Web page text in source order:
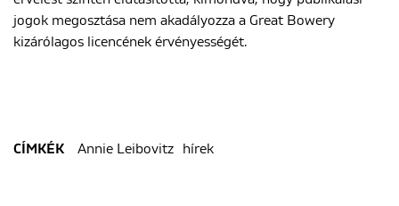
jogok megosztása nem akadályozza a Great Bowery
kizárólagos licencének érvényességét.
CÍMKÉK Annie Leibovitz hírek